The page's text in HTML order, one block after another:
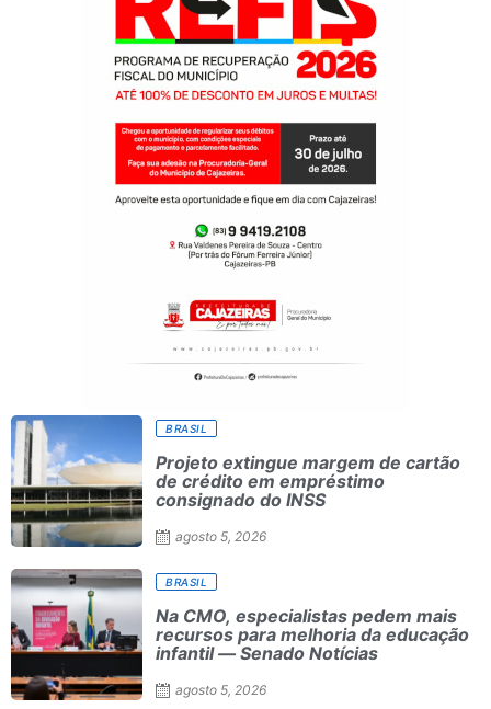
BRASIL
Projeto extingue margem de cartão
de crédito em empréstimo
consignado do INSS
agosto 5, 2026
BRASIL
Na CMO, especialistas pedem mais
recursos para melhoria da educação
infantil — Senado Notícias
agosto 5, 2026